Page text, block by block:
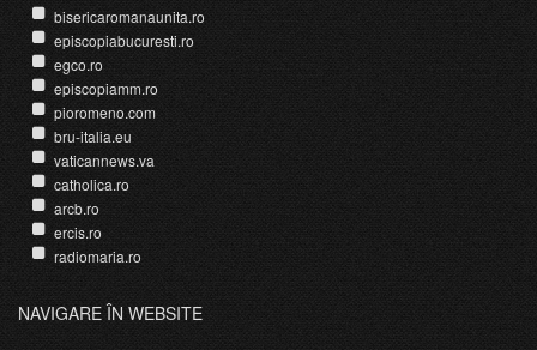
bisericaromanaunita.ro
episcopiabucuresti.ro
egco.ro
episcopiamm.ro
pioromeno.com
bru-italia.eu
vaticannews.va
catholica.ro
arcb.ro
ercis.ro
radiomaria.ro
NAVIGARE ÎN WEBSITE